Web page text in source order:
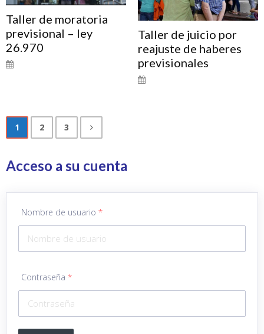
Taller de moratoria
previsional – ley
26.970
Taller de juicio por
reajuste de haberes
previsionales
1 2 3
Acceso a su cuenta
Nombre de usuario *
Contraseña *